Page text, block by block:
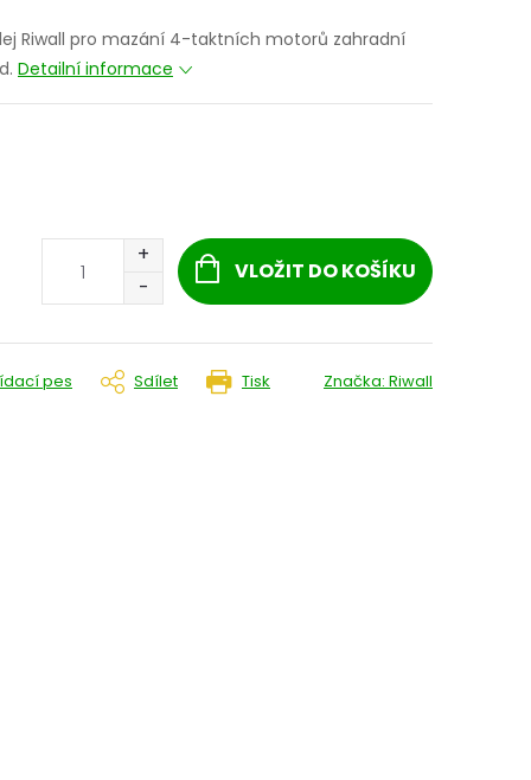
Riwall pro mazání 4-taktních motorů zahradní
Detailní informace
VLOŽIT DO KOŠÍKU
Tisk
pes Sdílet Značka: Riwall